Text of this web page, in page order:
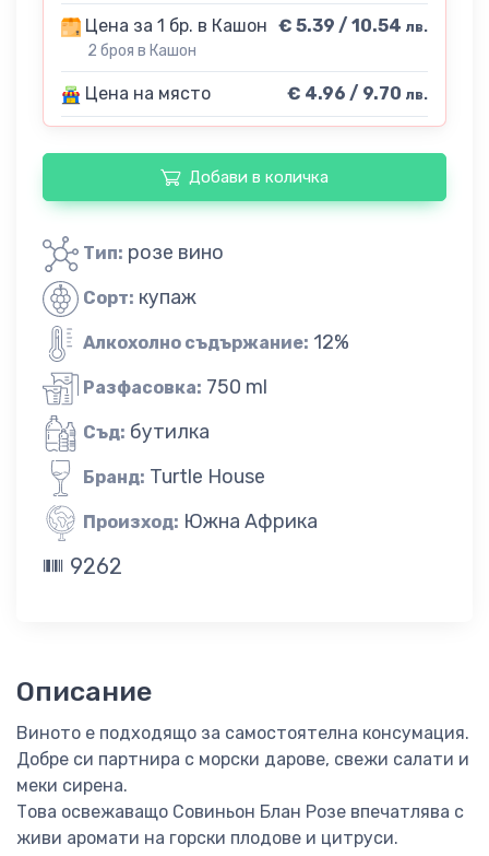
Цена за 1 бр. в Кашон
2 броя в Кашон
€ 5.39 / 10.54 лв.
Цена на място € 4.96 / 9.70 лв.
Добави в количка
Тип: розе вино
Сорт: купаж
Алкохолно съдържание: 12%
Разфасовка: 750 ml
Съд: бутилка
Бранд: Turtle House
Произход: Южна Африка
9262
Описание
Виното е подходящо за самостоятелна консумация.
Добре си партнира с морски дарове, свежи салати и
меки сирена.
Това освежаващо Совиньон Блан Розе впечатлява с
живи аромати на горски плодове и цитруси.